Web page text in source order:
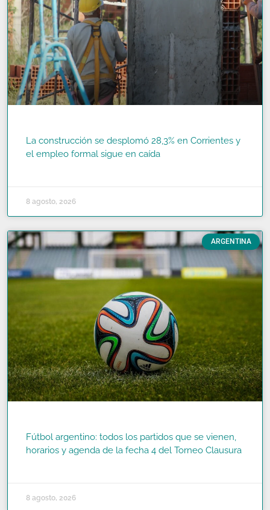
La construcción se desplomó 28,3% en Corrientes y
el empleo formal sigue en caída
8 agosto, 2026
ARGENTINA
Fútbol argentino: todos los partidos que se vienen,
horarios y agenda de la fecha 4 del Torneo Clausura
8 agosto, 2026